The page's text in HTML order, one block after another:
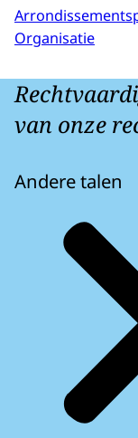
Organisatie
van onze
Andere talen